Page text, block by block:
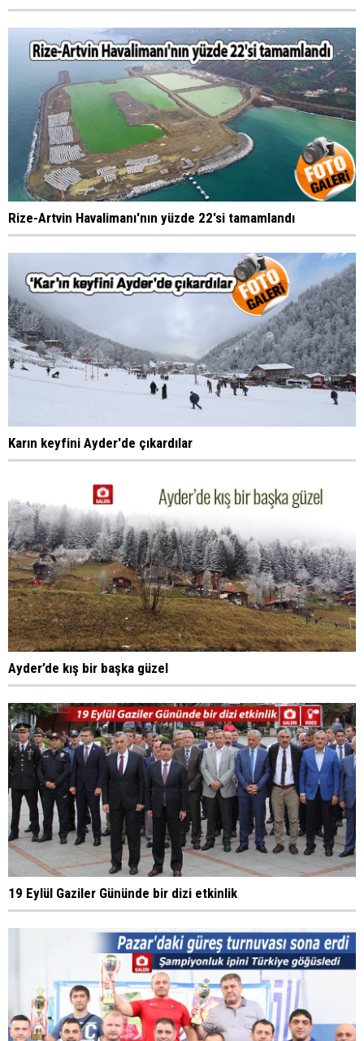
Rize-Artvin Havalimanı'nın yüzde 22'si tamamlandı
Karın keyfini Ayder'de çıkardılar
Ayder’de kış bir başka güzel
19 Eylül Gaziler Gününde bir dizi etkinlik